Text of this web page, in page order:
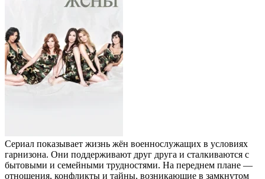
Сериал показывает жизнь жён военнослужащих в условиях
гарнизона. Они поддерживают друг друга и сталкиваются с
бытовыми и семейными трудностями. На переднем плане —
отношения, конфликты и тайны, возникающие в замкнутом